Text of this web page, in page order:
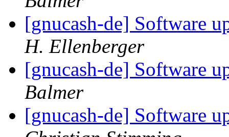
[gnucash-de] Software
H. Ellenberger
[gnucash-de] Software
Balmer
[gnucash-de] Software